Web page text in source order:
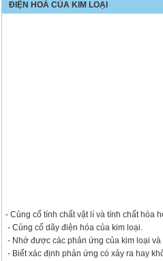
ĐIỆN HOÁ CỦA KIM LOẠI
- Củng cố tính chất vật lí và tính chất hóa
- Củng cố dãy điện hóa của kim loại.
- Nhớ được các phản ứng của kim loại
- Biết xác định phản ứng có xảy ra hay